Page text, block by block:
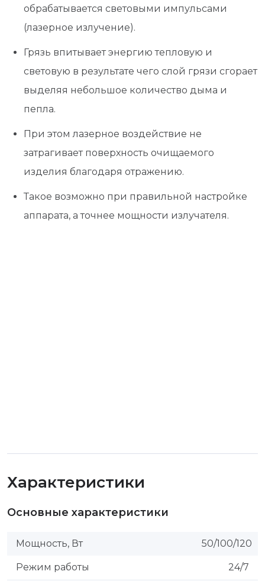
обрабатывается световыми импульсами
(лазерное излучение).
Грязь впитывает энергию тепловую и
световую в результате чего слой грязи сгорает
выделяя небольшое количество дыма и
пепла.
При этом лазерное воздействие не
затрагивает поверхность очищаемого
изделия благодаря отражению.
Такое возможно при правильной настройке
аппарата, а точнее мощности излучателя.
Характеристики
Основные характеристики
Мощность, Вт 50/100/120
Режим работы 24/7